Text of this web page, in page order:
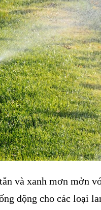
và xanh mơn mởn
động cho các loại